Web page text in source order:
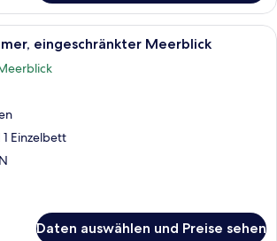
Ein Hotelzimmer mit zwei Betten,
eingeschränkter Meerblick
Einzelbett
Daten auswählen und Preise sehen